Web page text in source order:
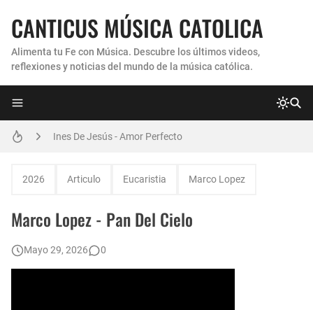
CANTICUS MÚSICA CATOLICA
Alimenta tu Fe con Música. Descubre los últimos videos,
reflexiones y noticias del mundo de la música católica.
Ines De Jesús - Amor Perfecto
Son By Four - Seremos Santos
2026 Articulo Eucaristia Marco Lopez
Marco Lopez - Pan Del Cielo
Mayo 29, 2026 0